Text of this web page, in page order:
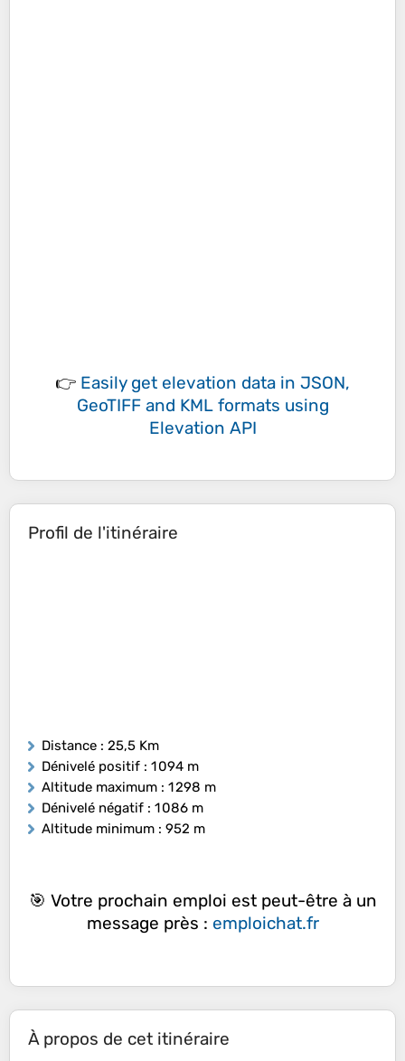
👉 Easily get elevation data in JSON,
GeoTIFF and KML formats using
Elevation API
Profil de l'itinéraire
Distance : 25,5 Km
Dénivelé positif : 1 094 m
Altitude maximum : 1 298 m
Dénivelé négatif : 1 086 m
Altitude minimum : 952 m
🎯 Votre prochain emploi est peut-être à un
message près : emploichat.fr
À propos de cet itinéraire